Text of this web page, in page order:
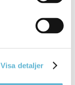
Visa detaljer